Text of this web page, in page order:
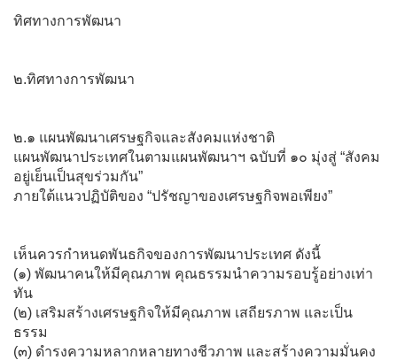
ทิศทางการพัฒนา
๒.ทิศทางการพัฒนา
๒.๑ แผนพัฒนาเศรษฐกิจและสังคมแห่งชาติ
แผนพัฒนาประเทศในตามแผนพัฒนาฯ ฉบับที่ ๑๐ มุ่งสู่ “สังคม
อยู่เย็นเป็นสุขร่วมกัน”
ภายใต้แนวปฏิบัติของ “ปรัชญาของเศรษฐกิจพอเพียง”
เห็นควรกำหนดพันธกิจของการพัฒนาประเทศ ดังนี้
(๑) พัฒนาคนให้มีคุณภาพ คุณธรรมนำความรอบรู้อย่างเท่า
ทัน
(๒) เสริมสร้างเศรษฐกิจให้มีคุณภาพ เสถียรภาพ และเป็น
ธรรม
(๓) ดำรงความหลากหลายทางชีวภาพ และสร้างความมั่นคง